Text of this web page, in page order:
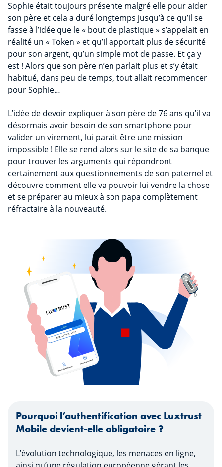
Sophie était toujours présente malgré elle pour aider
son père et cela a duré longtemps jusqu’à ce qu’il se
fasse à l’idée que le « bout de plastique » s’appelait en
réalité un « Token » et qu’il apportait plus de sécurité
pour son argent, qu’un simple mot de passe. Et ça y
est ! Alors que son père n’en parlait plus et s’y était
habitué, dans peu de temps, tout allait recommencer
pour Sophie…
L’idée de devoir expliquer à son père de 76 ans qu’il va
désormais avoir besoin de son smartphone pour
valider un virement, lui parait être une mission
impossible ! Elle se rend alors sur le site de sa banque
pour trouver les arguments qui répondront
certainement aux questionnements de son paternel et
découvre comment elle va pouvoir lui vendre la chose
et se préparer au mieux à son papa complètement
réfractaire à la nouveauté.
Pourquoi l’authentification avec Luxtrust
Mobile devient-elle obligatoire ?
L’évolution technologique, les menaces en ligne,